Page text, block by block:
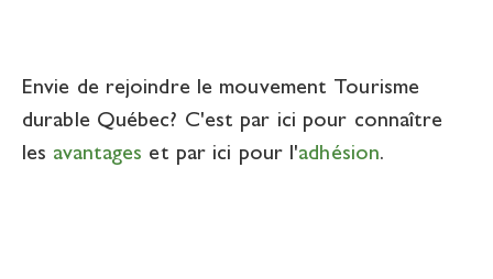
Envie de rejoindre le mouvement Tourisme
durable Québec? C'est par ici pour connaître
les avantages et par ici pour l'adhésion.